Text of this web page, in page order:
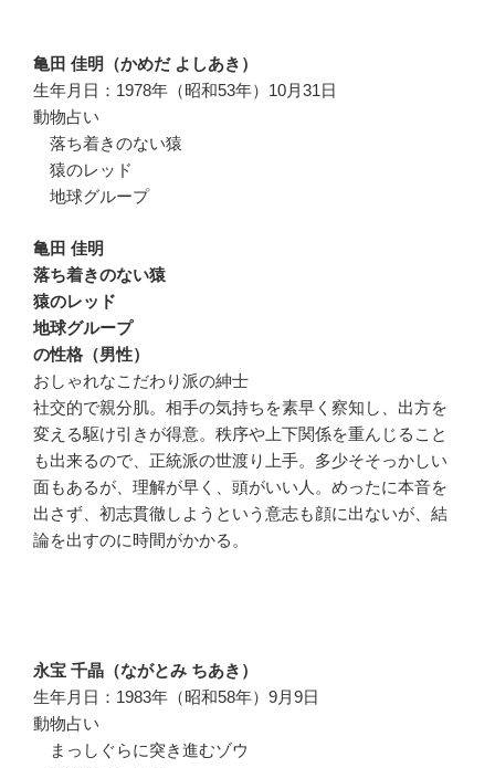
亀田 佳明（かめだ よしあき）
生年月日：1978年（昭和53年）10月31日
動物占い
落ち着きのない猿
猿のレッド
地球グループ
亀田 佳明
落ち着きのない猿
猿のレッド
地球グループ
の性格（男性）
おしゃれなこだわり派の紳士
社交的で親分肌。相手の気持ちを素早く察知し、出方を
変える駆け引きが得意。秩序や上下関係を重んじること
も出来るので、正統派の世渡り上手。多少そそっかしい
面もあるが、理解が早く、頭がいい人。めったに本音を
出さず、初志貫徹しようという意志も顔に出ないが、結
論を出すのに時間がかかる。
永宝 千晶（ながとみ ちあき）
生年月日：1983年（昭和58年）9月9日
動物占い
まっしぐらに突き進むゾウ